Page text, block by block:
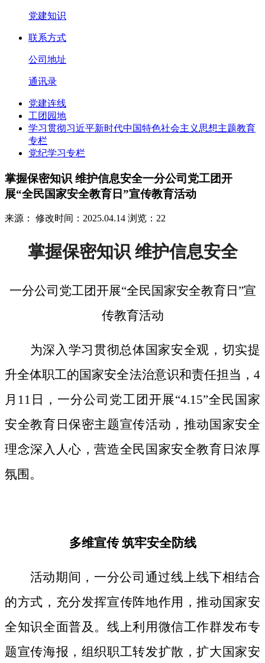
党建知识
联系方式
公司地址
通讯录
党建连线
工团园地
学习贯彻习近平新时代中国特色社会主义思想主题教育
专栏
党纪学习专栏
掌握保密知识 维护信息安全一分公司党工团开
展“全民国家安全教育日”宣传教育活动
来源： 修改时间：2025.04.14 浏览：22
掌握保密知识 维护信息安全
一分公司党工团开展“全民国家安全教育日”宣
传教育活动
为深入学习贯彻总体国家安全观，切实提
升全体职工的国家安全法治意识和责任担当， 4
月11日，一分公司党工团开展“4.15”全民国家
安全教育日保密主题宣传活动，推动国家安全
理念深入人心，营造全民国家安全教育日浓厚
氛围。
多维宣传筑牢安全防线
活动期间， 一分公司通过线上线下相结合
的方式， 充分发挥宣传阵地作用，推动国家安
全知识全面普及。线上利用微信工作群发布专
题宣传海报，组织职工转发扩散，扩大国家安